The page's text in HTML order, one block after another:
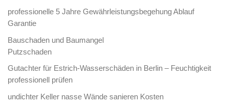
professionelle 5 Jahre Gewährleistungsbegehung Ablauf
Garantie
Bauschaden und Baumangel
Putzschaden
Gutachter für Estrich-Wasserschäden in Berlin – Feuchtigkeit
professionell prüfen
undichter Keller nasse Wände sanieren Kosten